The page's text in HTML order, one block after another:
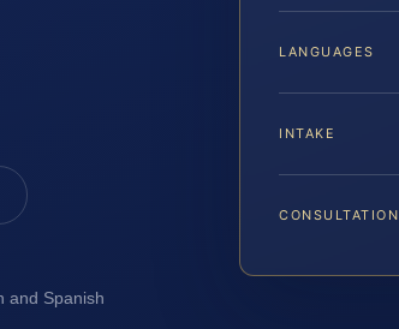
and Spanish
LANGUAGES
INTAKE
CONSULTATION